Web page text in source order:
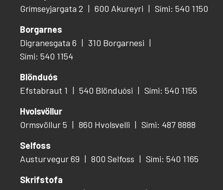
Grímseyjargata 2
600 Akureyri
Sími: 540 1150
Borgarnes
Digranesgata 6
310 Borgarnesi
Sími: 540 1154
Blönduós
Efstabraut 1
540 Blönduósi
Sími: 540 1155
Hvolsvöllur
Ormsvöllur 5
860 Hvolsvelli
Sími: 487 8888
Selfoss
Austurvegur 69
800 Selfoss
Sími: 540 1165
Skrifstofa